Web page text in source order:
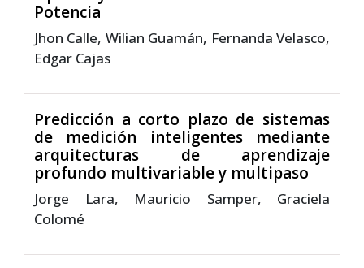
Potencia
Jhon Calle, Wilian Guamán, Fernanda Velasco,
Edgar Cajas
Predicción a corto plazo de sistemas
de medición inteligentes mediante
arquitecturas de aprendizaje
profundo multivariable y multipaso
Jorge Lara, Mauricio Samper, Graciela
Colomé